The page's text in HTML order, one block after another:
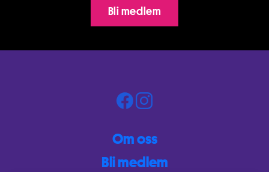
Bli medlem
Om oss
Bli medlem